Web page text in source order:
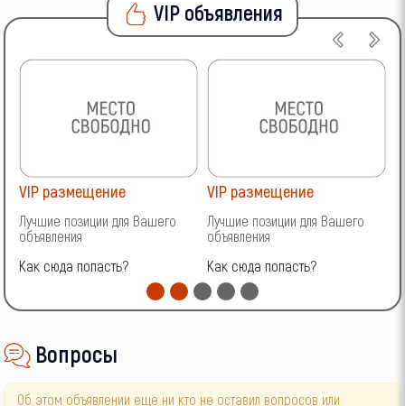
VIP объявления
VIP размещение
Лучшие позиции для Вашего
объявления
Как сюда попасть?
VIP размещение
Лучшие позиции для Вашего
объявления
Как сюда попасть?
Вопросы
Об этом объявлении еще ни кто не оставил вопросов или